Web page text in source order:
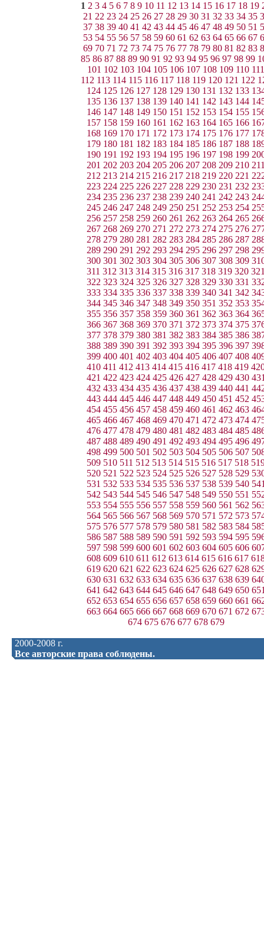
1 2 3 4 5 6 7 8 9 10 11 12 13 14 15 16 17 18 19
21 22 23 24 25 26 27 28 29 30 31 32 33 34 35
37 38 39 40 41 42 43 44 45 46 47 48 49 50 51
53 54 55 56 57 58 59 60 61 62 63 64 65 66 67
69 70 71 72 73 74 75 76 77 78 79 80 81 82 83
85 86 87 88 89 90 91 92 93 94 95 96 97 98 99
101 102 103 104 105 106 107 108 109 110 111
112 113 114 115 116 117 118 119 120 121 122
124 125 126 127 128 129 130 131 132 133
135 136 137 138 139 140 141 142 143 144
146 147 148 149 150 151 152 153 154 155
157 158 159 160 161 162 163 164 165 166
168 169 170 171 172 173 174 175 176 177
179 180 181 182 183 184 185 186 187 188
190 191 192 193 194 195 196 197 198 199
201 202 203 204 205 206 207 208 209 210
212 213 214 215 216 217 218 219 220 221
223 224 225 226 227 228 229 230 231 232
234 235 236 237 238 239 240 241 242 243
245 246 247 248 249 250 251 252 253 254
256 257 258 259 260 261 262 263 264 265
267 268 269 270 271 272 273 274 275 276
278 279 280 281 282 283 284 285 286 287
289 290 291 292 293 294 295 296 297 298
300 301 302 303 304 305 306 307 308 309
311 312 313 314 315 316 317 318 319 320
322 323 324 325 326 327 328 329 330 331
333 334 335 336 337 338 339 340 341 342
344 345 346 347 348 349 350 351 352 353
355 356 357 358 359 360 361 362 363 364
366 367 368 369 370 371 372 373 374 375
377 378 379 380 381 382 383 384 385 386
388 389 390 391 392 393 394 395 396 397
399 400 401 402 403 404 405 406 407 408
410 411 412 413 414 415 416 417 418 419
421 422 423 424 425 426 427 428 429 430
432 433 434 435 436 437 438 439 440 441
443 444 445 446 447 448 449 450 451 452
454 455 456 457 458 459 460 461 462 463
465 466 467 468 469 470 471 472 473 474
476 477 478 479 480 481 482 483 484 485
487 488 489 490 491 492 493 494 495 496
498 499 500 501 502 503 504 505 506 507
509 510 511 512 513 514 515 516 517 518
520 521 522 523 524 525 526 527 528 529
531 532 533 534 535 536 537 538 539 540
542 543 544 545 546 547 548 549 550 551
553 554 555 556 557 558 559 560 561 562
564 565 566 567 568 569 570 571 572 573
575 576 577 578 579 580 581 582 583 584
586 587 588 589 590 591 592 593 594 595
597 598 599 600 601 602 603 604 605 606
608 609 610 611 612 613 614 615 616 617
619 620 621 622 623 624 625 626 627 628
630 631 632 633 634 635 636 637 638 639
641 642 643 644 645 646 647 648 649 650
652 653 654 655 656 657 658 659 660 661
663 664 665 666 667 668 669 670 671 672
674 675 676 677 678 679
2000-2008 г.
Все авторские права соблюдены.